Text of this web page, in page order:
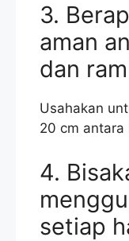
3.
aman
dan
Usahakan
20 cm
4.
setiap